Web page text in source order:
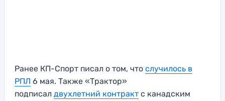
Ранее КП-Спорт писал о том, что случилось в
РПЛ 6 мая. Также «Трактор»
подписал двухлетний контракт с канадским